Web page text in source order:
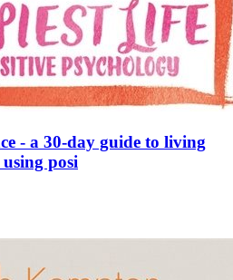
- a 30-day guide to living
posi